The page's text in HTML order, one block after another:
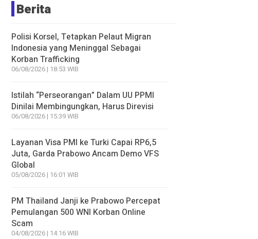
Berita
Polisi Korsel, Tetapkan Pelaut Migran
Indonesia yang Meninggal Sebagai
Korban Trafficking
06/08/2026 | 18:53 WIB
Istilah “Perseorangan” Dalam UU PPMI
Dinilai Membingungkan, Harus Direvisi
06/08/2026 | 15:39 WIB
Layanan Visa PMI ke Turki Capai RP6,5
Juta, Garda Prabowo Ancam Demo VFS
Global
05/08/2026 | 16:01 WIB
PM Thailand Janji ke Prabowo Percepat
Pemulangan 500 WNI Korban Online
Scam
04/08/2026 | 14:16 WIB